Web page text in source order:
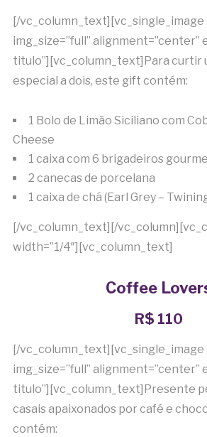
[/vc_column_text][vc_single_image
img_size=”full” alignment=”center”
titulo”][vc_column_text]Para curtir
especial a dois, este gift contém:
1 Bolo de Limão Siciliano com
Cheese
1 caixa com 6 brigadeiros
2 canecas de porcelana
1 caixa de chá (Earl Grey –
[/vc_column_text][/
width=”1/4″][vc_column_text]
Coffee
R$ 110
[/vc_column_text][vc_single_image
img_size=”full” alignment=”center”
titulo”][vc_column_text]Presente
casais apaixonados por café e
contém: